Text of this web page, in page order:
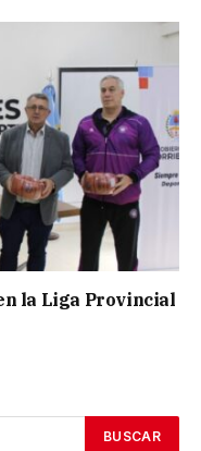
la Liga Provincial